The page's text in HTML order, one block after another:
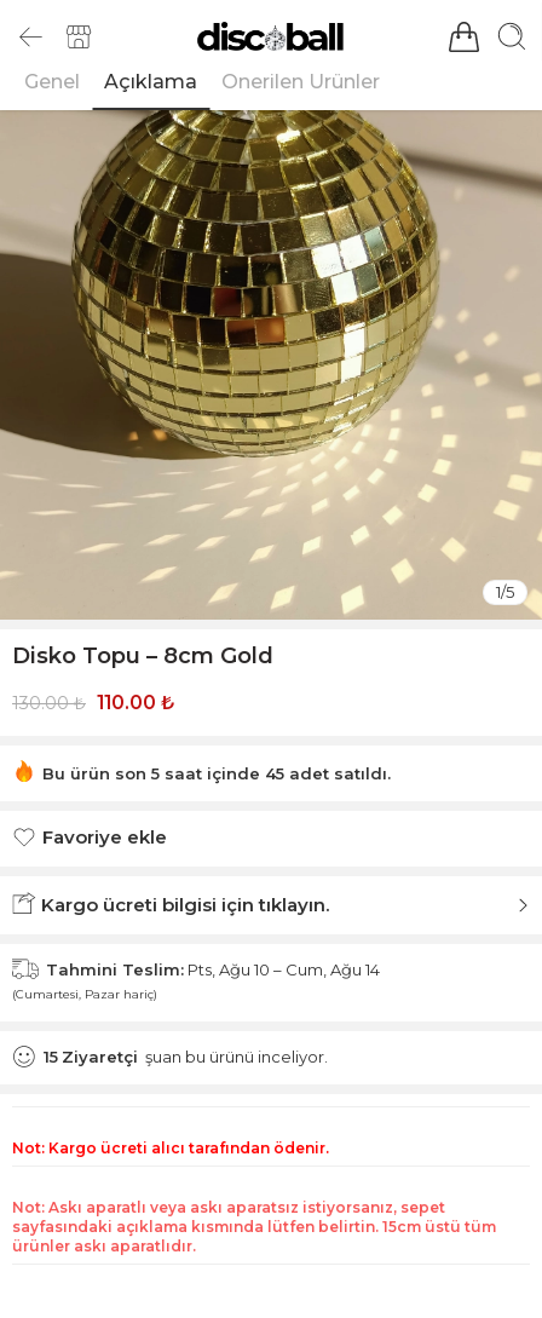
Genel Açıklama Önerilen Ürünler
1/5
Disko Topu – 8cm Gold
130.00₺ 110.00 ₺
Bu ürün son 5 saat içinde 45 adet satıldı.
Favoriye ekle
Kargo ücreti bilgisi için tıklayın.
Tahmini Teslim: Pts, Ağu 10 – Cum, Ağu 14
(Cumartesi, Pazar hariç)
15 Ziyaretçi şuan bu ürünü inceliyor.
Not: Kargo ücreti alıcı tarafından ödenir.
Not: Askı aparatlı veya askı aparatsız istiyorsanız, sepet
sayfasındaki açıklama kısmında lütfen belirtin. 15cm üstü tüm
ürünler askı aparatlıdır.